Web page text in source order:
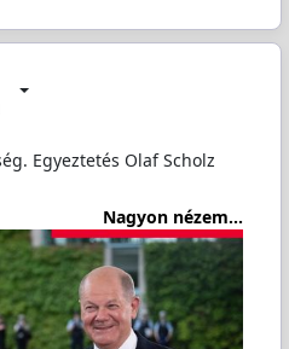
Egyeztetés Olaf Scholz
Nagyon nézem...